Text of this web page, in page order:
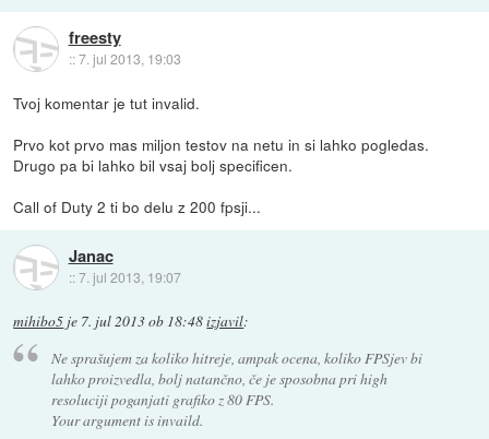
freesty
::7. jul 2013, 19:03
Tvoj komentar je tut invalid.
Prvo kot prvo mas miljon testov na netu in si lahko pogledas.
Drugo pa bi lahko bil vsaj bolj specificen.
Call of Duty 2 ti bo delu z 200 fpsji...
Janac
::7. jul 2013, 19:07
mihibo5 je 7. jul 2013 ob 18:48izjavil:
Ne sprašujem za koliko hitreje, ampak ocena, koliko FPSjev bi
lahko proizvedla, bolj natančno, če je sposobna pri high
resoluciji poganjati grafiko z 80 FPS.
Your argument is invaild.